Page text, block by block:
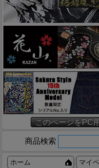
このページをPC
商品検索
ホーム マイ